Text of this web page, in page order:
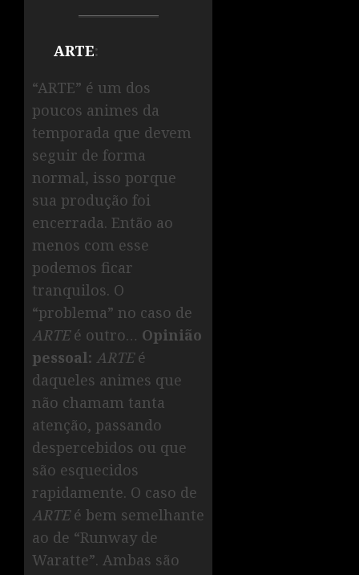
ARTE:
“ARTE” é um dos
poucos animes da
temporada que devem
seguir de forma
normal, isso porque
sua produção foi
encerrada. Então ao
menos com esse
podemos ficar
tranquilos. O
“problema” no caso de
ARTEé outro… Opinião
pessoal: ARTEé
daqueles animes que
não chamam tanta
atenção, passando
despercebidos ou que
são esquecidos
rapidamente. O caso de
ARTEé bem semelhante
ao de “Runway de
Waratte”. Ambas são